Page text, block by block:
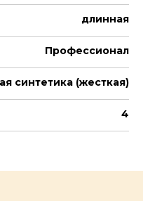
длинная
Профессионал
синтетика (жесткая)
4